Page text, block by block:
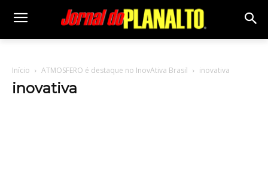
Início ATMOSFERO é destaque no InovAtiva Brasil inovativa
inovativa